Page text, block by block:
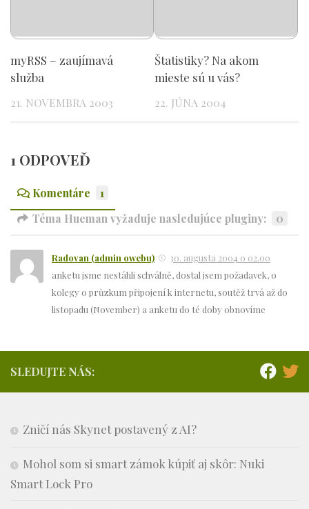
myRSS – zaujímavá
služba
21. NOVEMBRA 2003
Štatistiky? Na akom
mieste sú u vás?
22. JÚNA 2004
1 ODPOVEĎ
Komentáre
1
Téma Hueman vyžaduje nasledujúce pluginy:
0
Radovan (admin owebu)
30. augusta 2004 o 02.00
anketu jsme nestáhli schválně, dostal jsem požadavek, o
kolegy o průzkum připojení k internetu, soutěž trvá až do
listopadu (November) a anketu do té doby obnovíme
SLEDUJTE NÁS:
Zničí nás Skynet postavený z AI?
Mohol som si smart zámok kúpiť aj skôr: Nuki
Smart Lock Pro